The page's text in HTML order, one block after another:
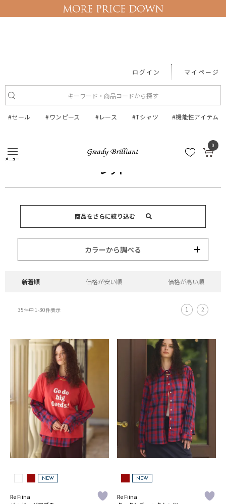
メニュー
0
ログイン マイページ
#セール #ワンピース #レース #Tシャツ #機能性アイテム
レッド
商品をさらに絞り込む
ブランド
カラーから調べる
価格が安い順 価格が高い順
新着順
35件中 1 -30件表示 1 2
NEW
Re Fiina
NEW
Re Fiina